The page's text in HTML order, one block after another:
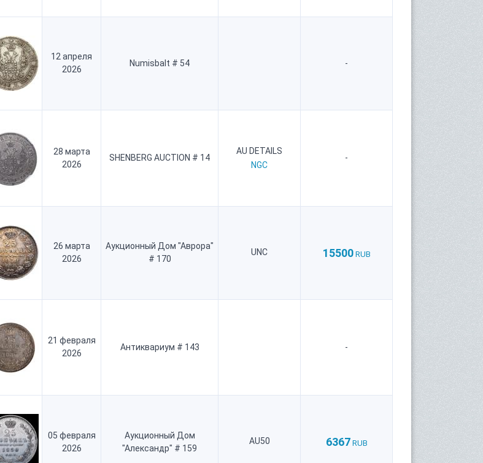
12 апреля
2026
Numisbalt # 54 -
28 марта
2026
SHENBERG AUCTION # 14
AU DETAILS
NGC
-
26 марта
2026
Аукционный Дом "Аврора"
# 170
UNC 15500 RUB
21 февраля
2026
Антиквариум # 143 -
05 февраля
2026
Аукционный Дом
"Александр" # 159
AU50 6367 RUB